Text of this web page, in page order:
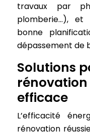
travaux par
plomberie…), et
bonne
dépassement de
Solutions
efficace
L’efficacité
rénovation